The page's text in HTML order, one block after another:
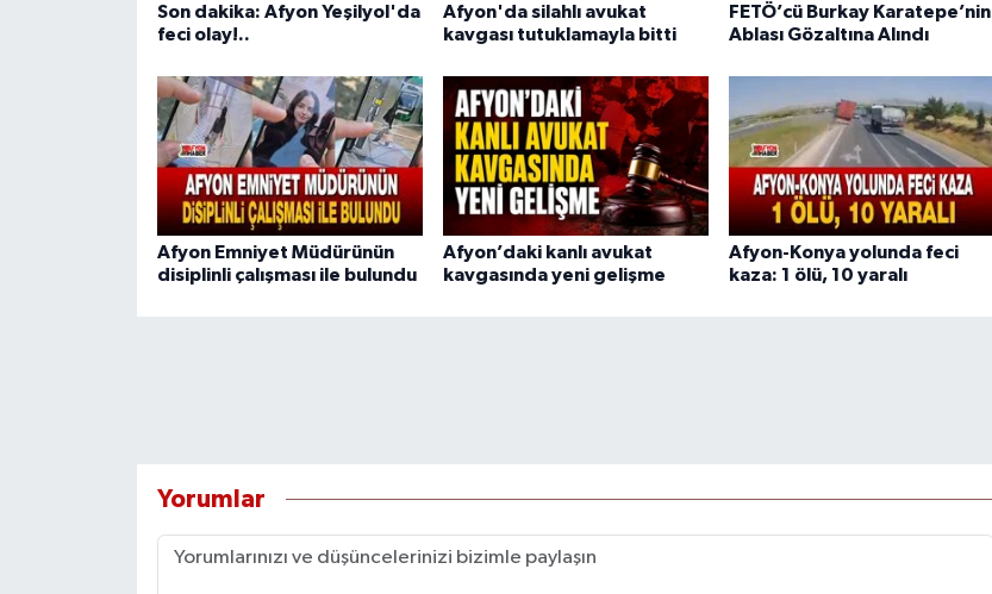
Son dakika: Afyon Yeşilyol'da
feci olay!..
Afyon'da silahlı avukat
kavgası tutuklamayla bitti
FETÖ’cü Burkay Karatepe’nin
Ablası Gözaltına Alındı
Afyon Emniyet Müdürünün
disiplinli çalışması ile bulundu
Afyon’daki kanlı avukat
kavgasında yeni gelişme
Afyon-Konya yolunda feci
kaza: 1 ölü, 10 yaralı
Yorumlar